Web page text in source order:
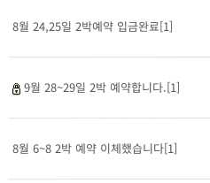
8월 24,25일 2박예약 입금완료[1]
9월 28~29일 2박 예약합니다.[1]
8월 6~8 2박 예약 이체했습니다[1]